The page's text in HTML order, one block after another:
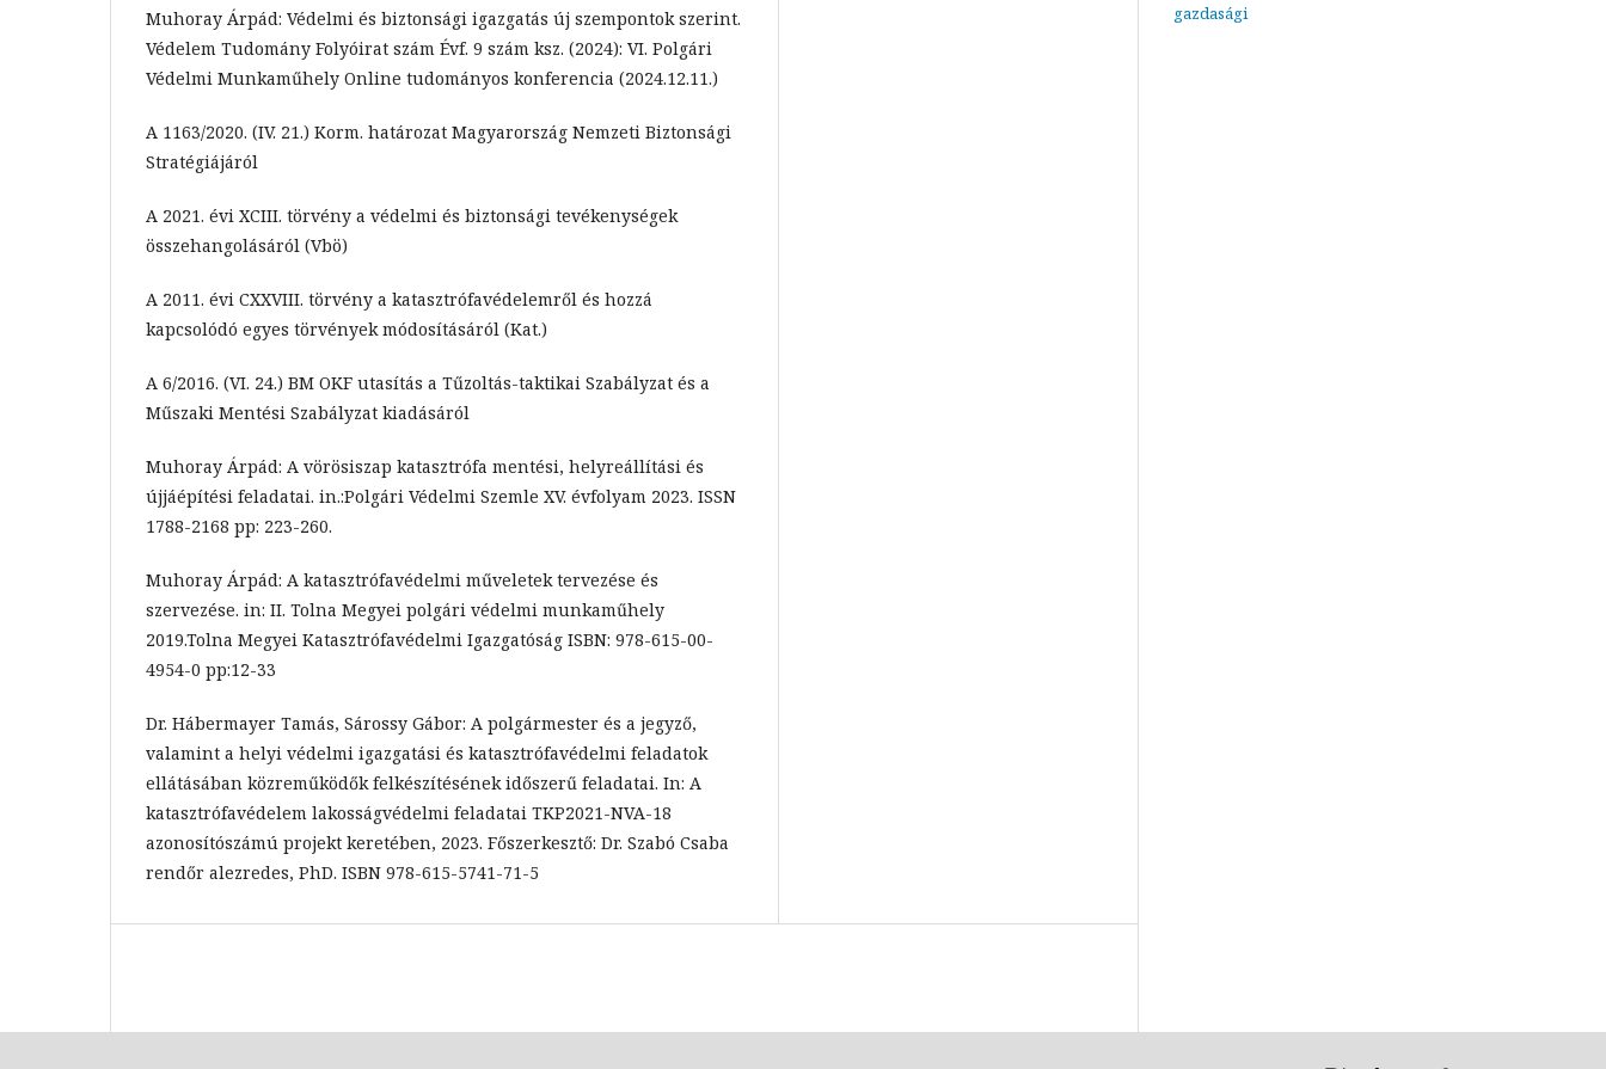
Muhoray Árpád: Védelmi és biztonsági igazgatás új szempontok szerint.
Védelem Tudomány Folyóirat szám Évf. 9 szám ksz. (2024): VI. Polgári
Védelmi Munkaműhely Online tudományos konferencia (2024.12.11.)
A 1163/2020. (IV. 21.) Korm. határozat Magyarország Nemzeti Biztonsági
Stratégiájáról
A 2021. évi XCIII. törvény a védelmi és biztonsági tevékenységek
összehangolásáról (Vbö)
A 2011. évi CXXVIII. törvény a katasztrófavédelemről és hozzá
kapcsolódó egyes törvények módosításáról (Kat.)
A 6/2016. (VI. 24.) BM OKF utasítás a Tűzoltás-taktikai Szabályzat és a
Műszaki Mentési Szabályzat kiadásáról
Muhoray Árpád: A vörösiszap katasztrófa mentési, helyreállítási és
újjáépítési feladatai. in.:Polgári Védelmi Szemle XV. évfolyam 2023. ISSN
1788-2168 pp: 223-260.
Muhoray Árpád: A katasztrófavédelmi műveletek tervezése és
szervezése. in: II. Tolna Megyei polgári védelmi munkaműhely
2019.Tolna Megyei Katasztrófavédelmi Igazgatóság ISBN: 978-615-00-
4954-0 pp:12-33
Dr. Hábermayer Tamás, Sárossy Gábor: A polgármester és a jegyző,
valamint a helyi védelmi igazgatási és katasztrófavédelmi feladatok
ellátásában közreműködők felkészítésének időszerű feladatai. In: A
katasztrófavédelem lakosságvédelmi feladatai TKP2021-NVA-18
azonosítószámú projekt keretében, 2023. Főszerkesztő: Dr. Szabó Csaba
rendőr alezredes, PhD. ISBN 978-615-5741-71-5
gazdasági